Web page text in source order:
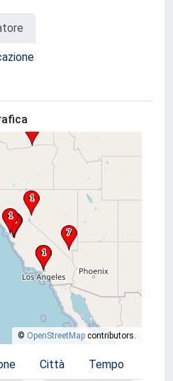
© OpenStreetMap contributors.
Città Tempo